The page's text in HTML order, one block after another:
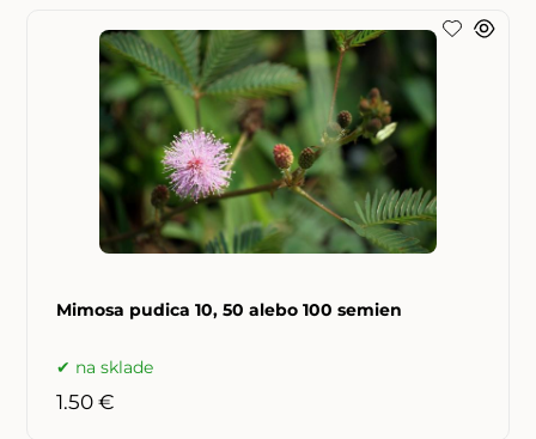
Mimosa pudica 10, 50 alebo 100 semien
na sklade
1.50 €